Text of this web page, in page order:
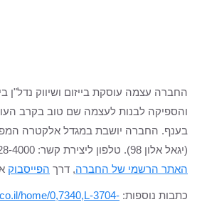
החברה עצמה עוסקת בייזום ושיווק
והספיקה לבנות לעצמה שם טוב בקרב
בענף. החברה יושבת במגדל אלקטרה
(יגאל אלון 98). טלפון ליצירת קשר: 072-228-4000. אפשר גם דרך
האתר הרשמי של החברה, דרך הפייסבוק
כתבות נוספות: home/0,7340,L-3704-